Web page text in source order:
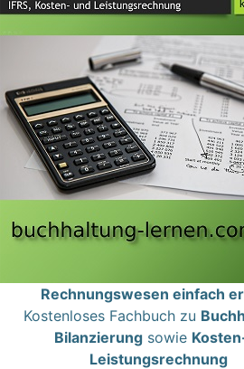
Rechnungswesen einfach
Kostenloses Fachbuch zu
Bilanzierung sowie
Leistungsrechnung